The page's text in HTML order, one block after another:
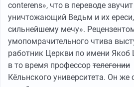
conterens», что в переводе
уничтожающий Ведьм и их
сильнейшему мечу».
умопомрачительного чтива
работник Церкви по имени Якоб
в то время профессор телегонии
Кёльнского университета. Он же